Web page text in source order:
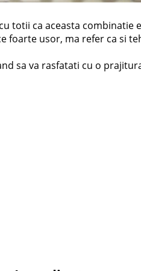
totii ca aceasta combinatie
foarte usor, ma refer ca si
sa va rasfatati cu o